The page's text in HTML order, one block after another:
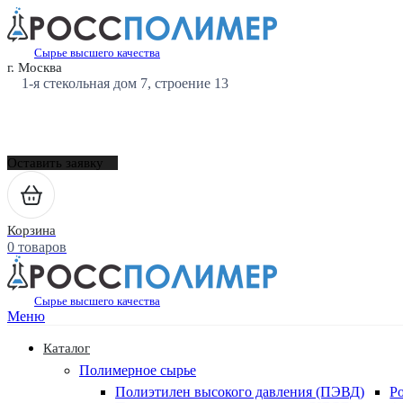
Сырье высшего качества
г. Москва
1-я стекольная дом 7, строение 13
Оставить заявку
Корзина
0 товаров
Сырье высшего качества
Меню
Каталог
Полимерное сырье
Полиэтилен высокого давления (ПЭВД)